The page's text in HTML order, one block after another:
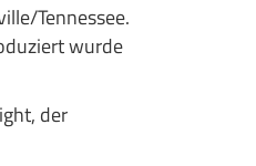
Tennessee.
wurde
der